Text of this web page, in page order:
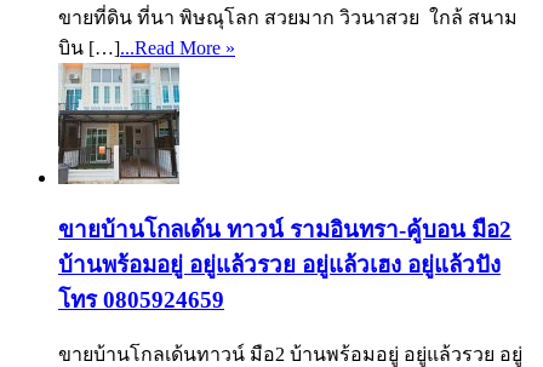
ขายที่ดิน ที่นา พิษณุโลก สวยมาก วิวนาสวย ใกล้ สนาม
บิน […]...Read More »
ขายบ้านโกลเด้น ทาวน์ รามอินทรา-คู้บอน มือ2
บ้านพร้อมอยู่ อยู่แล้วรวย อยู่แล้วเฮง อยู่แล้วปัง
โทร 0805924659
ขายบ้านโกลเด้นทาวน์ มือ2 บ้านพร้อมอยู่ อยู่แล้วรวย อยู่